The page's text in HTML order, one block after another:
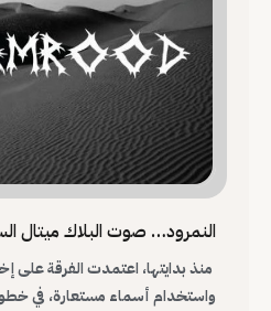
النمرود… صوت البلاك ميتال
منذ بدايتها، اعتمدت الفرقة على
واستخدام أسماء مستعارة، في